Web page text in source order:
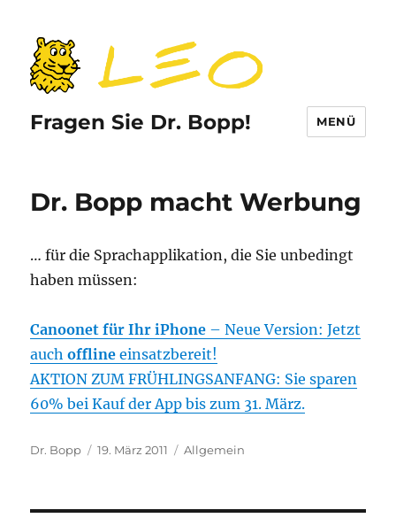
Fragen Sie Dr. Bopp! MENÜ
Dr. Bopp macht Werbung
… für die Sprachapplikation, die Sie unbedingt
haben müssen:
Canoonet für Ihr iPhone – Neue Version: Jetzt
auchoffline einsatzbereit!
AKTION ZUM FRÜHLINGSANFANG: Sie sparen
60% bei Kauf der App bis zum 31. März.
Autor
Dr. Bopp
Veröffentlicht
19. März 2011 Kategorien
Allgemein